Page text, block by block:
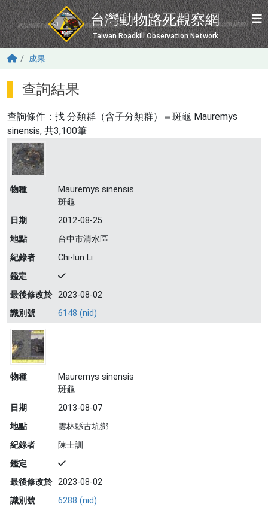
移至主內容
台灣動物路死觀察網
Taiwan Roadkill Observation Network
成果
查詢結果
查詢條件：找 分類群（含子分類群）＝斑龜 Mauremys
sinensis, 共3,100筆
物種
Mauremys sinensis
斑龜
日期
2012-08-25
地點
台中市清水區
紀錄者
Chi-lun Li
鑑定
最後修改於 2023-08-02
識別號
6148 (nid)
物種
Mauremys sinensis
斑龜
日期
2013-08-07
地點
雲林縣古坑鄉
紀錄者
陳士訓
鑑定
最後修改於 2023-08-02
識別號
6288 (nid)